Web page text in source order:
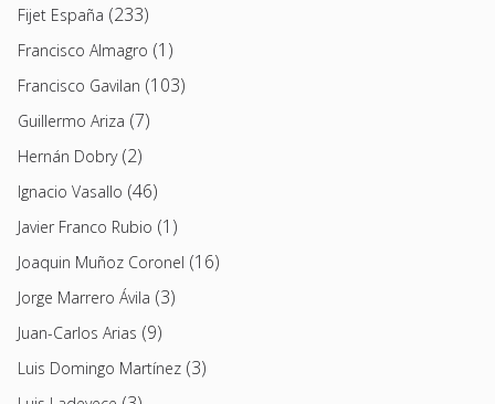
Fijet España (233)
Francisco Almagro (1)
Francisco Gavilan (103)
Guillermo Ariza (7)
Hernán Dobry(2)
Ignacio Vasallo (46)
Javier Franco Rubio (1)
Joaquin Muñoz Coronel (16)
Jorge Marrero Ávila (3)
Juan-Carlos Arias (9)
Luis Domingo Martínez (3)